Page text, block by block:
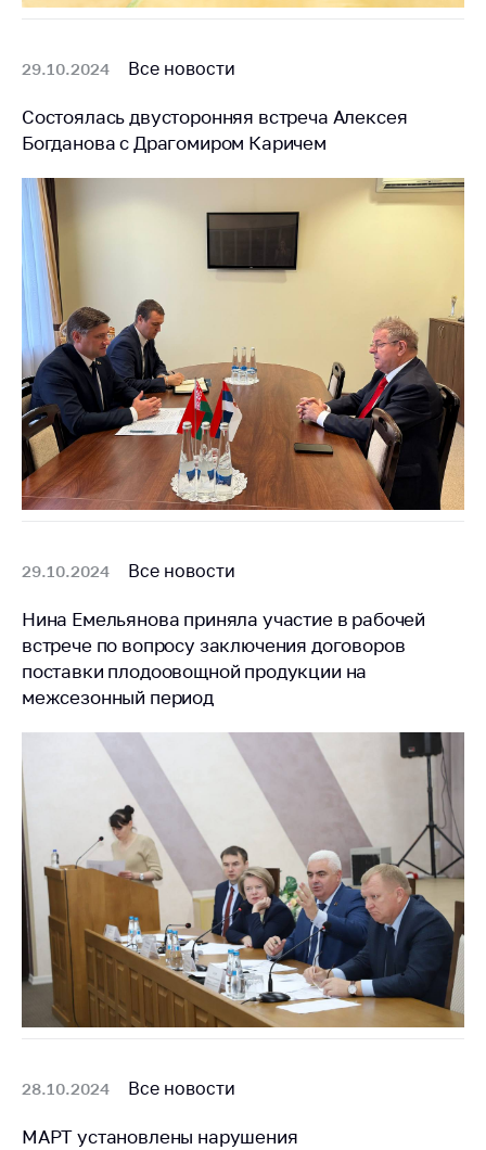
29.10.2024 Все новости
Состоялась двусторонняя встреча Алексея
Богданова с Драгомиром Каричем
29.10.2024 Все новости
Нина Емельянова приняла участие в рабочей
встрече по вопросу заключения договоров
поставки плодоовощной продукции на
межсезонный период
28.10.2024 Все новости
МАРТ установлены нарушения